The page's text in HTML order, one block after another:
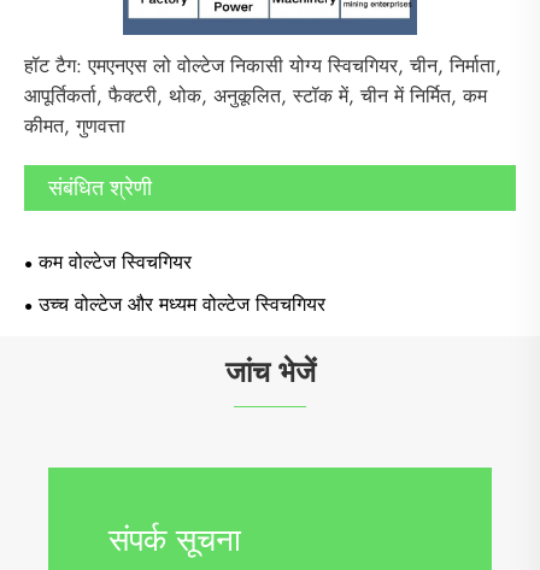
हॉट टैग: एमएनएस लो वोल्टेज निकासी योग्य स्विचगियर, चीन, निर्माता,
आपूर्तिकर्ता, फैक्टरी, थोक, अनुकूलित, स्टॉक में, चीन में निर्मित, कम
कीमत, गुणवत्ता
संबंधित श्रेणी
कम वोल्टेज स्विचगियर
उच्च वोल्टेज और मध्यम वोल्टेज स्विचगियर
जांच भेजें
संपर्क सूचना